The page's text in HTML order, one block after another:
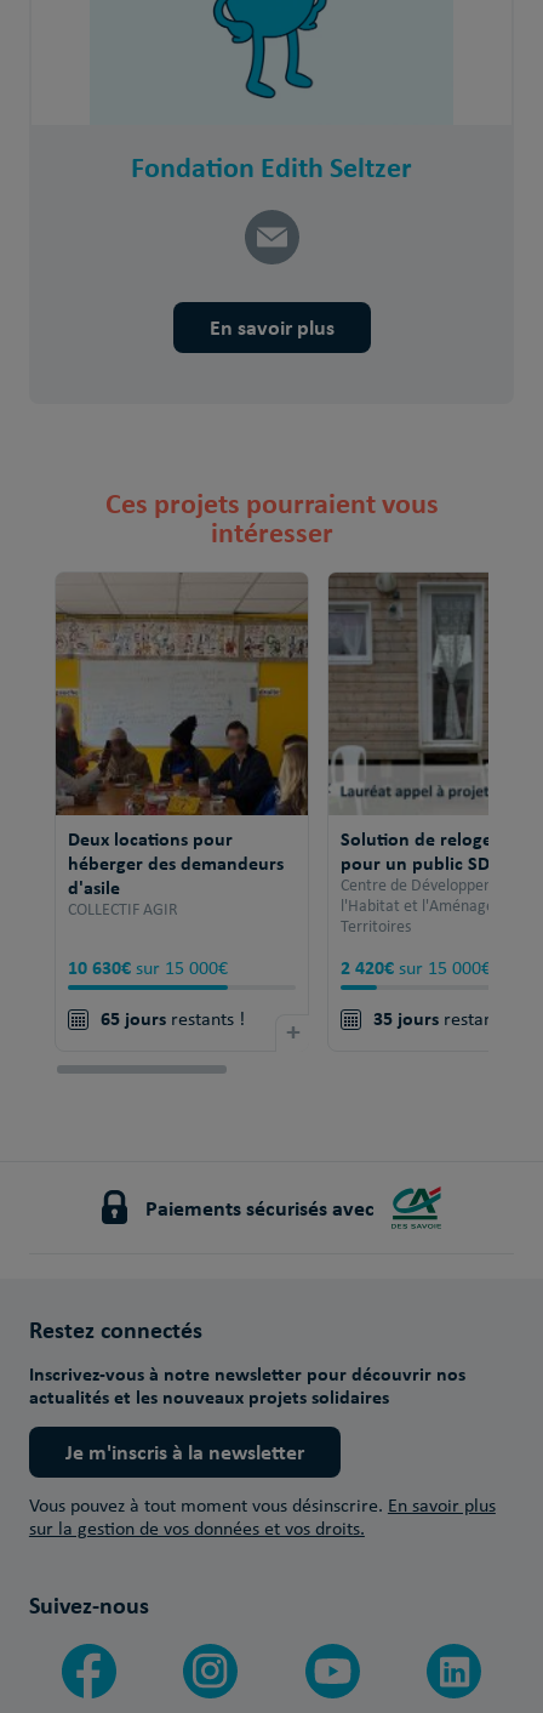
Fondation Edith Seltzer
En savoir plus
Ces projets pourraient vous
intéresser
Deux locations pour
héberger des demandeurs
d'asile
COLLECTIF AGIR
10 630€ sur 15 000€
65 jours restants ! +
Solution de relogement
pour un public SDF
Centre de Développement
l'Habitat et l'Aménagement
Territoires
2 420€ sur 15 000€
35 jours restants !
Paiements sécurisés avec
Restez connectés
Inscrivez-vous à notre newsletter pour découvrir nos
actualités et les nouveaux projets solidaires
Je m'inscris à la newsletter
Vous pouvez à tout moment vous désinscrire. En savoir plus
sur la gestion de vos données et vos droits.
Suivez-nous